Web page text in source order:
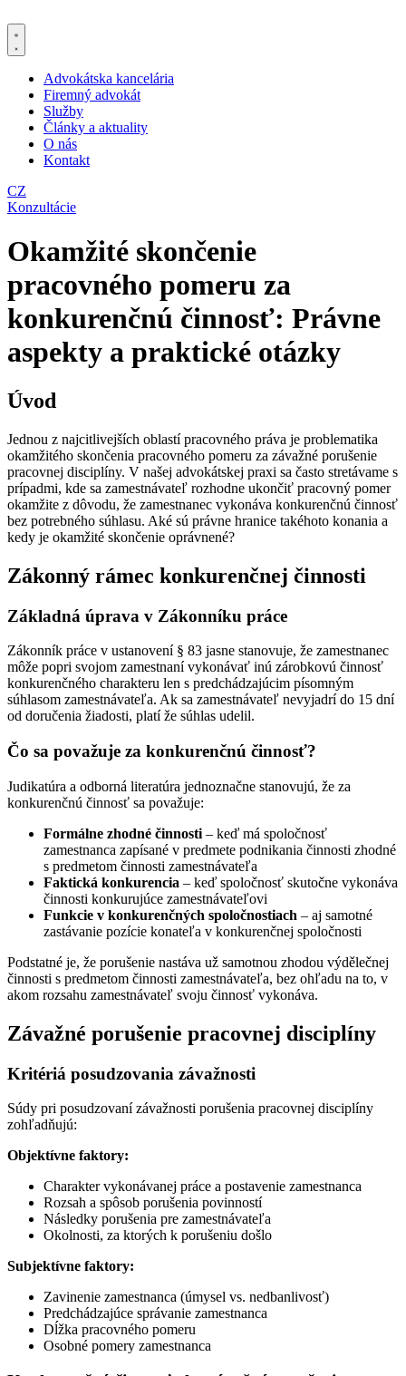
na
obsah
Advokátska kancelária
Firemný advokát
Služby
Články a aktuality
O nás
Kontakt
CZ
Konzultácie
Okamžité skončenie
pracovného pomeru za
konkurenčnú činnosť: Právne
aspekty a praktické otázky
Úvod
Jednou z najcitlivejších oblastí pracovného práva je problematika
okamžitého skončenia pracovného pomeru za závažné porušenie
pracovnej disciplíny. V našej advokátskej praxi sa často stretávame s
prípadmi, kde sa zamestnávateľ rozhodne ukončiť pracovný pomer
okamžite z dôvodu, že zamestnanec vykonáva konkurenčnú činnosť
bez potrebného súhlasu. Aké sú právne hranice takéhoto konania a
kedy je okamžité skončenie oprávnené?
Zákonný rámec konkurenčnej činnosti
Základná úprava v Zákonníku práce
Zákonník práce v ustanovení § 83 jasne stanovuje, že zamestnanec
môže popri svojom zamestnaní vykonávať inú zárobkovú činnosť
konkurenčného charakteru len s predchádzajúcim písomným
súhlasom zamestnávateľa. Ak sa zamestnávateľ nevyjadrí do 15 dní
od doručenia žiadosti, platí že súhlas udelil.
Čo sa považuje za konkurenčnú činnosť?
Judikatúra a odborná literatúra jednoznačne stanovujú, že za
konkurenčnú činnosť sa považuje:
Formálne zhodné činnosti – keď má spoločnosť
zamestnanca zapísané v predmete podnikania činnosti zhodné
s predmetom činnosti zamestnávateľa
Faktická konkurencia – keď spoločnosť skutočne vykonáva
činnosti konkurujúce zamestnávateľovi
Funkcie v konkurenčných spoločnostiach – aj samotné
zastávanie pozície konateľa v konkurenčnej spoločnosti
Podstatné je, že porušenie nastáva už samotnou zhodou výdělečnej
činnosti s predmetom činnosti zamestnávateľa, bez ohľadu na to, v
akom rozsahu zamestnávateľ svoju činnosť vykonáva.
Závažné porušenie pracovnej disciplíny
Kritériá posudzovania závažnosti
Súdy pri posudzovaní závažnosti porušenia pracovnej disciplíny
zohľadňujú:
Objektívne faktory:
Charakter vykonávanej práce a postavenie zamestnanca
Rozsah a spôsob porušenia povinností
Následky porušenia pre zamestnávateľa
Okolnosti, za ktorých k porušeniu došlo
Subjektívne faktory:
Zavinenie zamestnanca (úmysel vs. nedbanlivosť)
Predchádzajúce správanie zamestnanca
Dĺžka pracovného pomeru
Osobné pomery zamestnanca